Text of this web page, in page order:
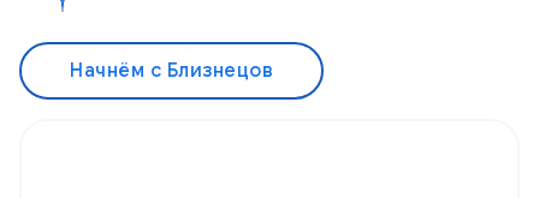
Начнём с Близнецов